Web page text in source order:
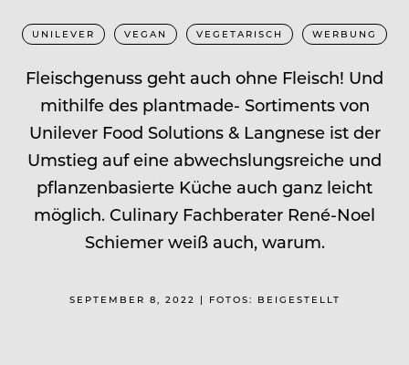
UNILEVER VEGAN VEGETARISCH WERBUNG
Fleischgenuss geht auch ohne Fleisch! Und
mithilfe des plantmade- Sortiments von
Unilever Food Solutions & Langnese ist der
Umstieg auf eine abwechslungsreiche und
pflanzenbasierte Küche auch ganz leicht
möglich. Culinary Fachberater René-Noel
Schiemer weiß auch, warum.
SEPTEMBER 8, 2022 | FOTOS: BEIGESTELLT